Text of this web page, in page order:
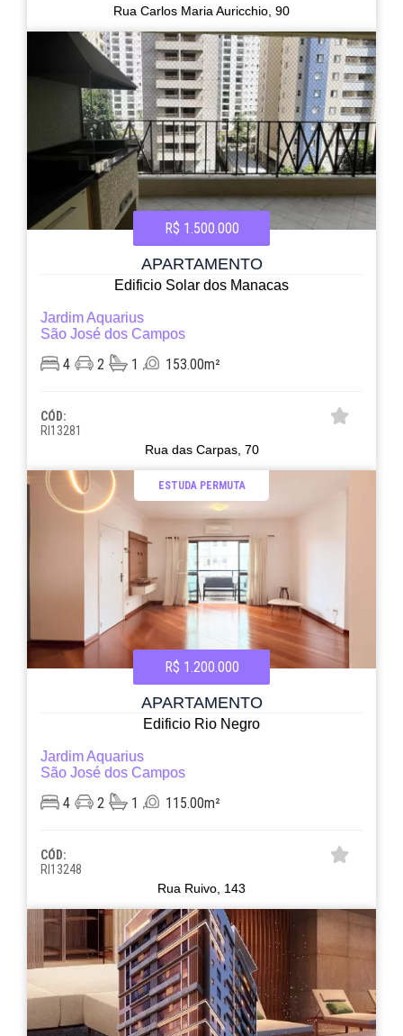
Rua Carlos Maria Auricchio, 90
R$ 1.500.000
APARTAMENTO
Edificio Solar dos Manacas
Jardim Aquarius
São José dos Campos
4 2 1 153.00m²
CÓD:
RI13281
Rua das Carpas, 70
ESTUDA PERMUTA
R$ 1.200.000
APARTAMENTO
Edificio Rio Negro
Jardim Aquarius
São José dos Campos
4 2 1 115.00m²
CÓD:
RI13248
Rua Ruivo, 143